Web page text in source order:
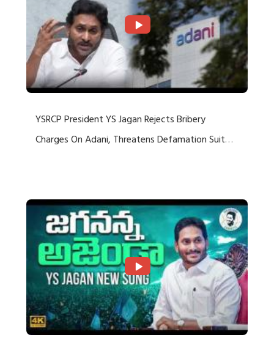
YSRCP President YS Jagan Rejects Bribery
Charges On Adani, Threatens Defamation Suit